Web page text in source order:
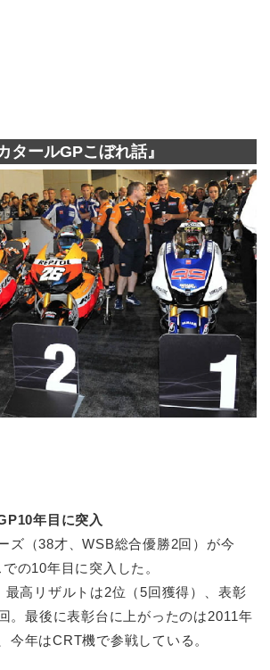
タールGPこぼれ話』
年目に突入
ズ（38才、WSB総合優勝2回）が今
の10年目に突入した。
最高リザルトは2位（5回獲得）、表彰
。最後に表彰台に上がったのは2011年
今年はCRT機で参戦している。